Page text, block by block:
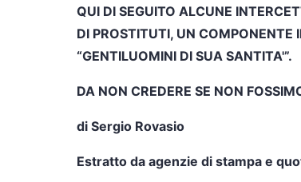
QUI DI SEGUITO ALCUNE
DI PROSTITUTI, UN COMPONENTE
“GENTILUOMINI DI SUA SANTITA'”.
DA NON CREDERE SE NON
di Sergio Rovasio
Estratto da agenzie di stampa e